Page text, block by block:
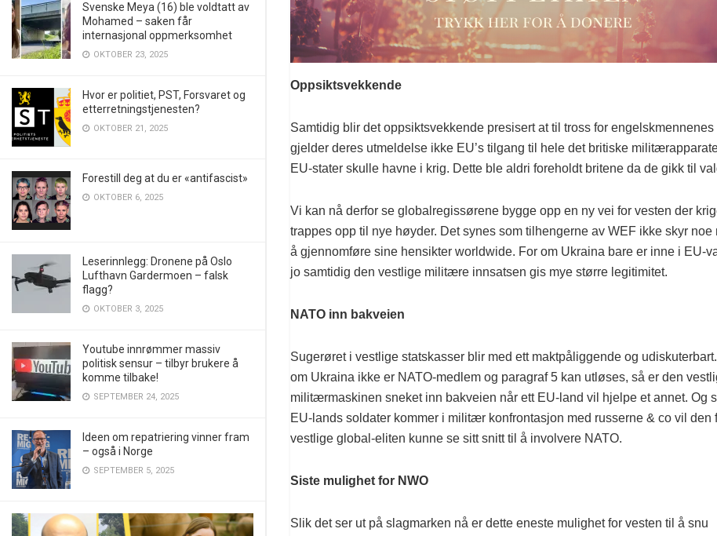
Svenske Meya (16) ble voldtatt av
Mohamed – saken får
internasjonal oppmerksomhet
OKTOBER 23, 2025
Hvor er politiet, PST, Forsvaret og
etterretningstjenesten?
OKTOBER 21, 2025
Forestill deg at du er «antifascist»
OKTOBER 6, 2025
Leserinnlegg: Dronene på Oslo
Lufthavn Gardermoen – falsk
flagg?
OKTOBER 3, 2025
Youtube innrømmer massiv
politisk sensur – tilbyr brukere å
komme tilbake!
SEPTEMBER 24, 2025
Ideen om repatriering vinner fram
– også i Norge
SEPTEMBER 5, 2025
Oppsiktsvekkende
Samtidig blir det oppsiktsvekkende presisert at til tross for engelskmennenes
gjelder deres utmeldelse ikke EU’s tilgang til hele det britiske
EU-stater skulle havne i krig. Dette ble aldri foreholdt britene da de gikk til
Vi kan nå derfor se globalregissørene bygge opp en ny vei for vesten der
trappes opp til nye høyder. Det synes som tilhengerne av WEF ikke skyr noe
å gjennomføre sine hensikter worldwide. For om Ukraina bare er inne i EU-
jo samtidig den vestlige militære innsatsen gis mye større legitimitet.
NATO inn bakveien
Sugerøret i vestlige statskasser blir med ett maktpåliggende og
om Ukraina ikke er NATO-medlem og paragraf 5 kan utløses, så er den
militærmaskinen sneket inn bakveien når ett EU-land vil hjelpe et annet. Og
EU-lands soldater kommer i militær konfrontasjon med russerne & co vil den
vestlige global-eliten kunne se sitt snitt til å involvere NATO.
Siste mulighet for NWO
Slik det ser ut på slagmarken nå er dette eneste mulighet for vesten til å snu